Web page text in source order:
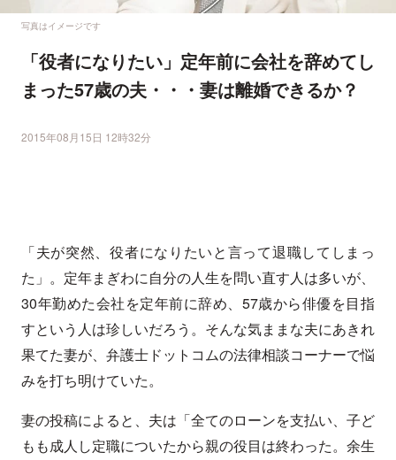
写真はイメージです
「役者になりたい」定年前に会社を辞めてし
まった57歳の夫・・・妻は離婚できるか？
2015年08月15日 12時32分
「夫が突然、役者になりたいと言って退職してしまっ
た」。定年まぎわに自分の人生を問い直す人は多いが、
30年勤めた会社を定年前に辞め、57歳から俳優を目指
すという人は珍しいだろう。そんな気ままな夫にあきれ
果てた妻が、弁護士ドットコムの法律相談コーナーで悩
みを打ち明けていた。
妻の投稿によると、夫は「全てのローンを支払い、子ど
もも成人し定職についたから親の役目は終わった。余生